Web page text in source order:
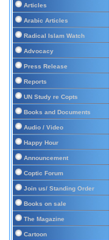
Articles
Arabic Articles
Radical Islam Watch
Advocacy
Press Release
Reports
UN Study re Copts
Books and Documents
Audio / Video
Happy Hour
Announcement
Coptic Forum
Join us/ Standing Order
Books on sale
The Magazine
Cartoon